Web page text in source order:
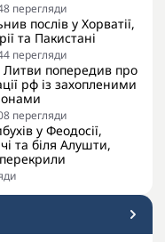
перегляди
послів у Хорватії,
та Пакистані
перегляди
Литви попередив про
рф із захопленими
перегляди
у Феодосії,
та біля Алушти,